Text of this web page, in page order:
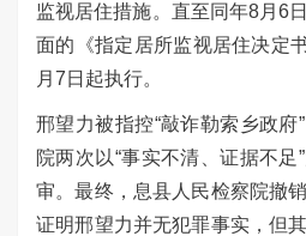
监视居住措施。直至同年8月6
面的《指定居所监视居住决定
月7日起执行。
邢望力被指控“敲诈勒索乡政府
院两次以“事实不清、证据不
审。最终，息县人民检察院撤
证明邢望力并无犯罪事实，但